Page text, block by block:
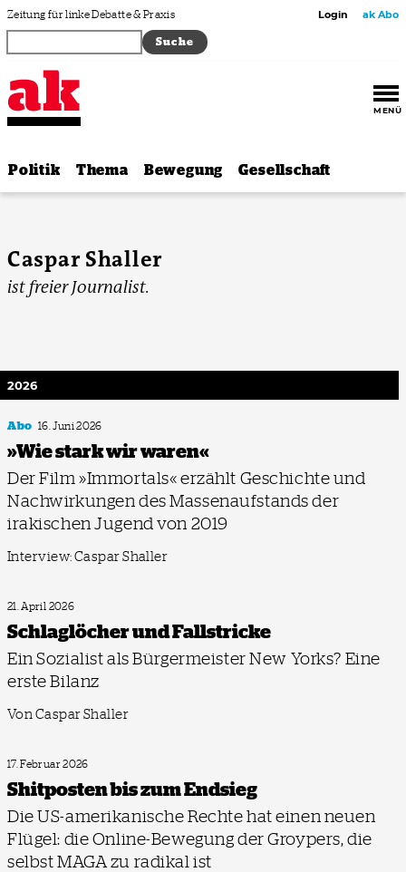
Zum Inhalt springen
Zeitung für linke Debatte & Praxis Login ak Abo
MENÜ
Politik Thema Bewegung Gesellschaft
Caspar Shaller
ist freier Journalist.
2026
Abo 16. Juni 2026
»Wie stark wir waren«
Der Film »Immortals« erzählt Geschichte und
Nachwirkungen des Massenaufstands der
irakischen Jugend von 2019
Interview: Caspar Shaller
21. April 2026
Schlaglöcher und Fallstricke
Ein Sozialist als Bürgermeister New Yorks? Eine
erste Bilanz
Von Caspar Shaller
17. Februar 2026
Shitposten bis zum Endsieg
Die US-amerikanische Rechte hat einen neuen
Flügel: die Online-Bewegung der Groypers, die
selbst MAGA zu radikal ist